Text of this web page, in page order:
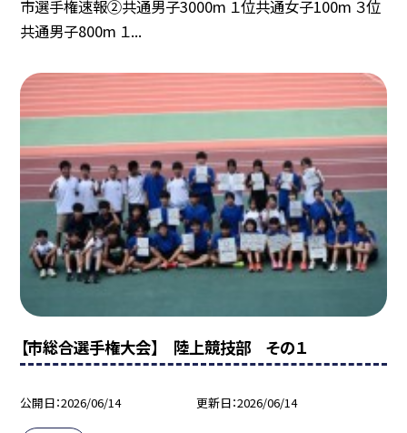
市選手権速報②共通男子3000m １位共通女子100m ３位
共通男子800m １...
【市総合選手権大会】 陸上競技部 その１
公開日 2026/06/14 更新日 2026/06/14